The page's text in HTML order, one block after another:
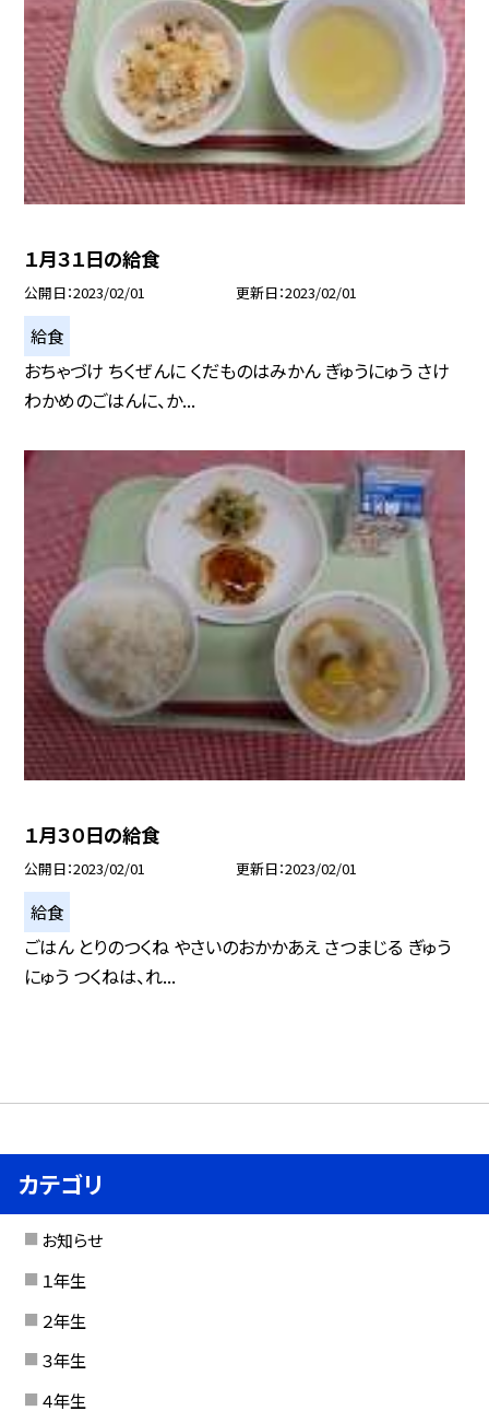
１月３１日の給食
公開日 2023/02/01 更新日 2023/02/01
給食
おちゃづけ ちくぜんに くだものはみかん ぎゅうにゅう さけ
わかめのごはんに、か...
１月３０日の給食
公開日 2023/02/01 更新日 2023/02/01
給食
ごはん とりのつくね やさいのおかかあえ さつまじる ぎゅう
にゅう つくねは、れ...
カテゴリ
お知らせ
１年生
２年生
３年生
４年生